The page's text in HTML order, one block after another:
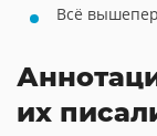
Всё
их